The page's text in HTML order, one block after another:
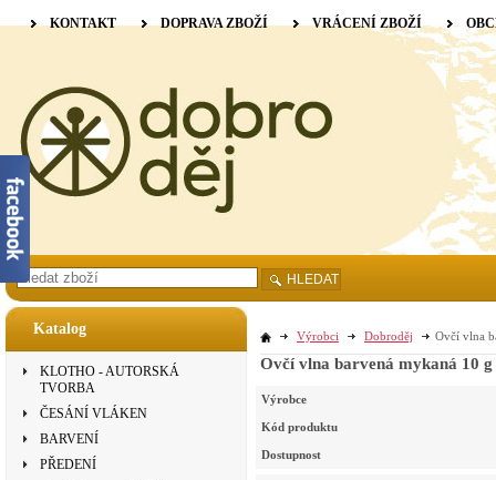
Katalog
KLOTHO - AUTORSKÁ
TVORBA
ČESÁNÍ VLÁKEN
BARVENÍ
PŘEDENÍ
Výrobci Dobroděj Ovčí vlna
Ovčí vlna barvená mykaná 10
Výrobce
Kód produktu
Dostupnost
KONTAKT DOPRAVA ZBOŽÍ VRÁCENÍ ZBOŽÍ
HLEDAT